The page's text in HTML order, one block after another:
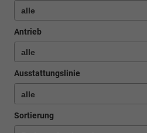
Antrieb
Ausstattungslinie
Sortierung